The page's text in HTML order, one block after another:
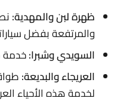
ظهرة لبن والمهدية:
والمرتفعة بفضل
السويدي وشبرا:خدمة
العريجاء والبديعة:
لخدمة هذه الأحياء